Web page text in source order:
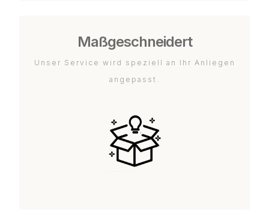
Maßgeschneidert
Unser Service wird speziell an Ihr Anliegen
angepasst.